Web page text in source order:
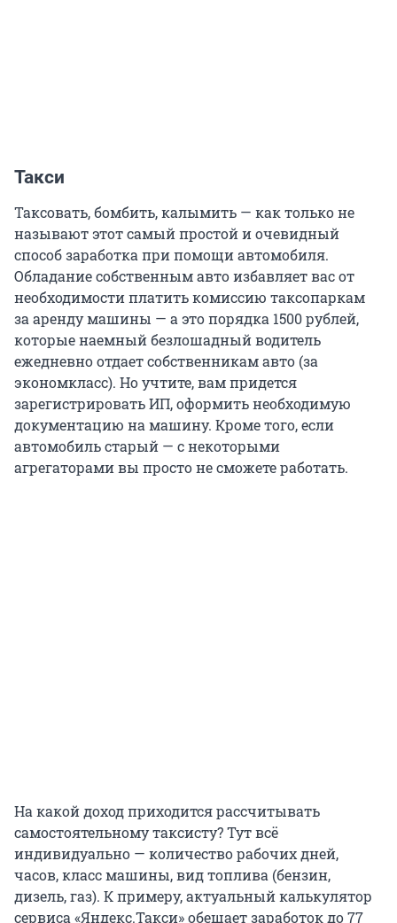
Такси
Таксовать, бомбить, калымить — как только не
называют этот самый простой и очевидный
способ заработка при помощи автомобиля.
Обладание собственным авто избавляет вас от
необходимости платить комиссию таксопаркам
за аренду машины — а это порядка 1500 рублей,
которые наемный безлошадный водитель
ежедневно отдает собственникам авто (за
экономкласс). Но учтите, вам придется
зарегистрировать ИП, оформить необходимую
документацию на машину. Кроме того, если
автомобиль старый — с некоторыми
агрегаторами вы просто не сможете работать.
На какой доход приходится рассчитывать
самостоятельному таксисту? Тут всё
индивидуально — количество рабочих дней,
часов, класс машины, вид топлива (бензин,
дизель, газ). К примеру, актуальный калькулятор
сервиса «Яндекс.Такси» обещает заработок до 77